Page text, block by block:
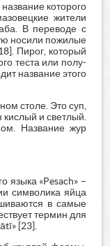
которого
жители
В переводе с
носили пожилые
Пирог, который
теста или полу-
название этого
столе. Это суп,
и светлый.
Название жур
языка «Pesach» –
символика яйца
в самые
термин для
[23].